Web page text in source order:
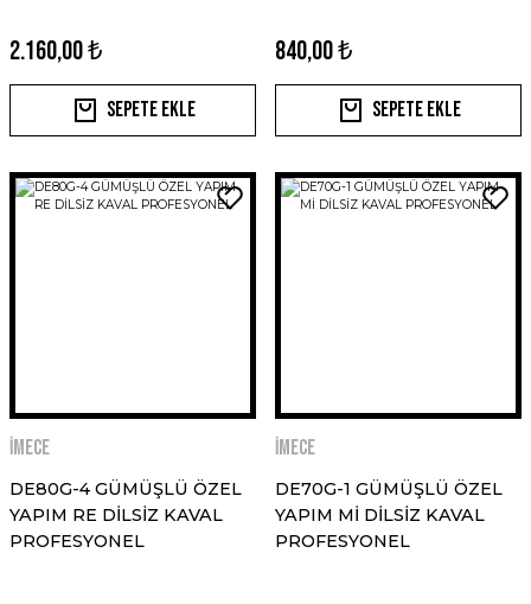
2.160,00 ₺
Sepete Ekle
840,00 ₺
Sepete Ekle
İMECE
DE80G-4 GÜMÜŞLÜ ÖZEL
YAPIM RE DİLSİZ KAVAL
PROFESYONEL
İMECE
DE70G-1 GÜMÜŞLÜ ÖZEL
YAPIM Mİ DİLSİZ KAVAL
PROFESYONEL